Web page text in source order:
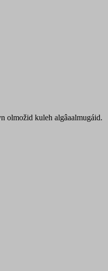
olmožid kuleh algâaalmugáid.